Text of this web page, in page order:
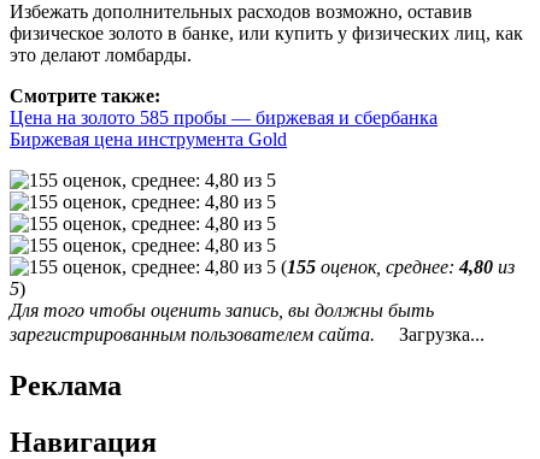
Избежать дополнительных расходов возможно, оставив
физическое золото в банке, или купить у физических лиц, как
это делают ломбарды.
Смотрите также:
Цена на золото 585 пробы — биржевая и сбербанка
Биржевая цена инструмента Gold
(155 оценок, среднее:4,80 из
5)
Для того чтобы оценить запись, вы должны быть
зарегистрированным пользователем сайта.
Загрузка...
Реклама
Навигация